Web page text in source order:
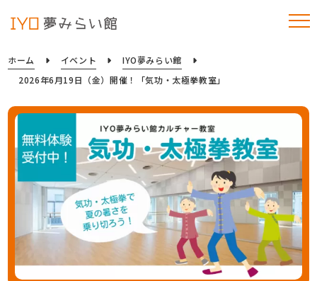
ホーム イベント
IYO夢みらい館
2026年6月19日（金）開催！「気功・太極拳教室」